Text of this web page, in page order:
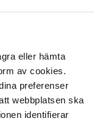
eller hämta
av cookies.
preferenser
webbplatsen ska
identifierar
och
mänskliga